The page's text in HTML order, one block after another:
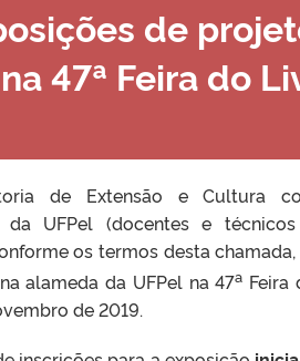
de
47ª Feira do
de Extensão e Cultura
da UFPel (docentes e
os termos desta
alameda da UFPel na 47a Feira
de 2019.